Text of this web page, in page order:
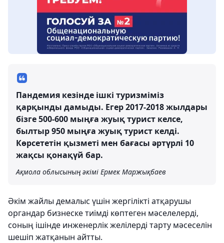
Пандемия кезінде ішкі туризміміз
қарқынды дамыды. Егер 2017-2018 жылдары
бізге 500-600 мыңға жуық турист келсе,
былтыр 950 мыңға жуық турист келді.
Көрсететін қызметі мен бағасы әртүрлі 10
жақсы қонақүй бар.
Ақмола облысының әкімі Ермек Маржықбаев
Әкім жайлы демалыс үшін жергілікті атқарушы
органдар бизнеске тиімді көптеген мәселелерді,
соның ішінде инженерлік желілерді тарту мәсеселін
шешіп жатқанын айтты.